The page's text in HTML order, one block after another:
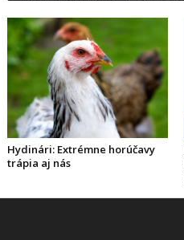
Hydinári: Extrémne horúčavy
trápia aj nás